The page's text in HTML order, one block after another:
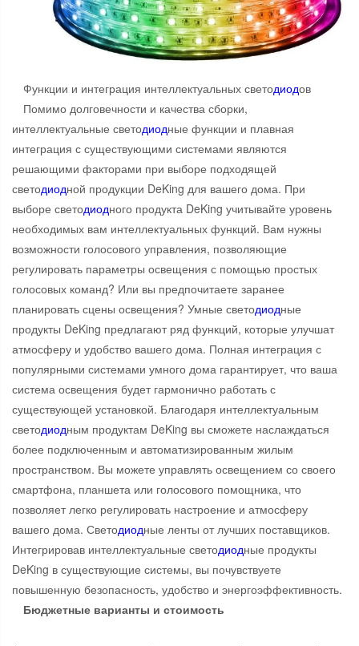
Функции и интеграция интеллектуальных светодиодов
Помимо долговечности и качества сборки,
интеллектуальные светодиодные функции и плавная
интеграция с существующими системами являются
решающими факторами при выборе подходящей
светодиодной продукции DeKing для вашего дома. При
выборе светодиодного продукта DeKing учитывайте уровень
необходимых вам интеллектуальных функций. Вам нужны
возможности голосового управления, позволяющие
регулировать параметры освещения с помощью простых
голосовых команд? Или вы предпочитаете заранее
планировать сцены освещения? Умные светодиодные
продукты DeKing предлагают ряд функций, которые улучшат
атмосферу и удобство вашего дома. Полная интеграция с
популярными системами умного дома гарантирует, что ваша
система освещения будет гармонично работать с
существующей установкой. Благодаря интеллектуальным
светодиодным продуктам DeKing вы сможете наслаждаться
более подключенным и автоматизированным жилым
пространством. Вы можете управлять освещением со своего
смартфона, планшета или голосового помощника, что
позволяет легко регулировать настроение и атмосферу
вашего дома. Светодиодные ленты от лучших поставщиков.
Интегрировав интеллектуальные светодиодные продукты
DeKing в существующие системы, вы почувствуете
повышенную безопасность, удобство и энергоэффективность.
Бюджетные варианты и стоимость